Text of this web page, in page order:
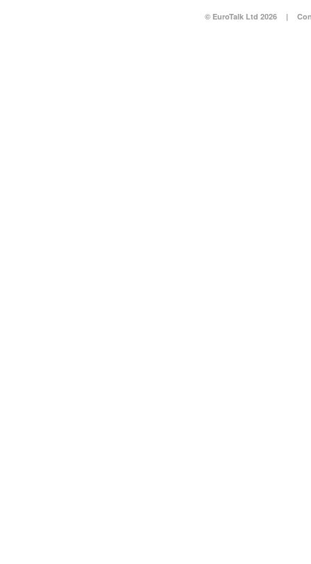
© EuroTalk Ltd 2026 |